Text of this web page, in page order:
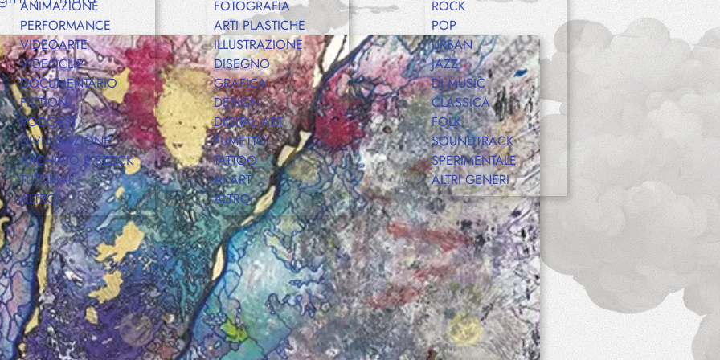
Shop
Eventi
siamo
Contatti
ANIMAZIONE
PERFORMANCE
VIDEOARTE
VIDEOCLIP
DOCUMENTARIO
FICTION
PODCAST
DIVULGAZIONE
ARCHIVIO E STOCK
TUTORIAL
ALTRO
FOTOGRAFIA
ARTI PLASTICHE
ILLUSTRAZIONE
DISEGNO
GRAFICA
DESIGN
DIGITAL ART
FUMETTO
TATTOO
AI ART
ALTRO
ROCK
POP
URBAN
JAZZ
DJ MUSIC
CLASSICA
FOLK
SOUNDTRACK
SPERIMENTALE
ALTRI GENERI